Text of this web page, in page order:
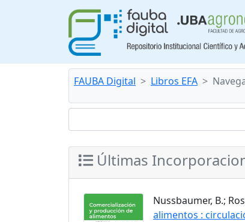
FAUBA Digital Libros EFA
Últimas
Nussbaumer, B.;
alimentos :